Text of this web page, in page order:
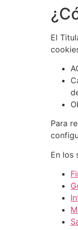
El
Para
En los